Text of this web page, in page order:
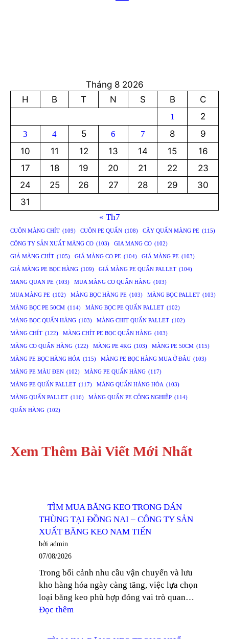
Tháng 8 2026
H
B T N S B C
1 2
3 4 5 6 7 8
9
10
11 12 13 14 15
16
17
18 19 20 21 22
23
24
25 26 27 28 29
30
31
« Th7
CUỘN MÀNG CHÍT (109) CUỘN PE QUẤN (108) CÂY QUẤN MÀNG PE (115)
CÔNG TY SẢN XUẤT MÀNG CO (103) GIA MANG CO (102)
GIÁ MÀNG CHÍT (105) GIÁ MÀNG CO PE (104) GIÁ MÀNG PE (103)
GIÁ MÀNG PE BỌC HÀNG (109) GIÁ MÀNG PE QUẤN PALLET (104)
MANG QUAN PE (103) MUA MÀNG CO QUẤN HÀNG (103)
MUA MÀNG PE (102) MÀNG BỌC HÀNG PE (103) MÀNG BỌC PALLET (103)
MÀNG BỌC PE 50CM (114) MÀNG BỌC PE QUẤN PALLET (102)
MÀNG BỌC QUẤN HÀNG (103) MÀNG CHIT QUẤN PALLET (102)
MÀNG CHÍT (122) MÀNG CHÍT PE BỌC QUẤN HÀNG (103)
MÀNG CO QUẤN HÀNG (122) MÀNG PE 4KG (103) MÀNG PE 50CM (115)
MÀNG PE BỌC HÀNG HÓA (115) MÀNG PE BỌC HÀNG MUA Ở ĐÂU (103)
MÀNG PE MÀU ĐEN (102) MÀNG PE QUẤN HÀNG (117)
MÀNG PE QUẤN PALLET (117) MÀNG QUẤN HÀNG HÓA (103)
MÀNG QUẤN PALLET (116) MÀNG QUẤN PE CÔNG NGHIỆP (114)
QUẤN HÀNG (102)
Xem Thêm Bài Viết Mới Nhất
TÌM MUA BĂNG KEO TRONG DÁN
THÙNG TẠI ĐỒNG NAI – CÔNG TY SẢN
XUẤT BĂNG KEO NAM TIẾN
bởi admin
07/08/2026
Trong bối cảnh nhu cầu vận chuyển và lưu
kho hàng hóa ngày càng tăng, việc lựa chọn
loại băng keo phù hợp đóng vai trò quan…
Đọc thêm